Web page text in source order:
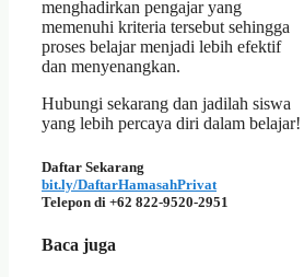
menghadirkan pengajar yang
memenuhi kriteria tersebut sehingga
proses belajar menjadi lebih efektif
dan menyenangkan.
Hubungi sekarang dan jadilah siswa
yang lebih percaya diri dalam belajar!
Daftar Sekarang
bit.ly/DaftarHamasahPrivat
Telepon di +62 822-9520-2951
Baca juga